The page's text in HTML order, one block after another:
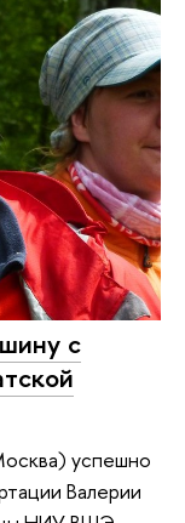
с
успешно
Валерии